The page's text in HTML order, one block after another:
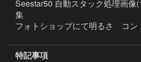
Seestar50 自動スタック処理画像
集
フォトショップにて明るさ　コ
特記事項